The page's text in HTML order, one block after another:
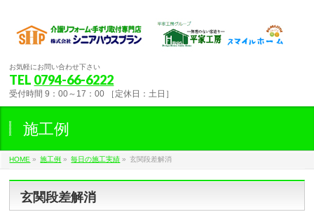
お気軽にお問い合わせ下さい
TEL 0794-66-6222
受付時間 9：00～17：00 ［定休日：土日］
施工例
HOME » 施工例 » 毎日の施工実績 » 玄関段差解消
玄関段差解消